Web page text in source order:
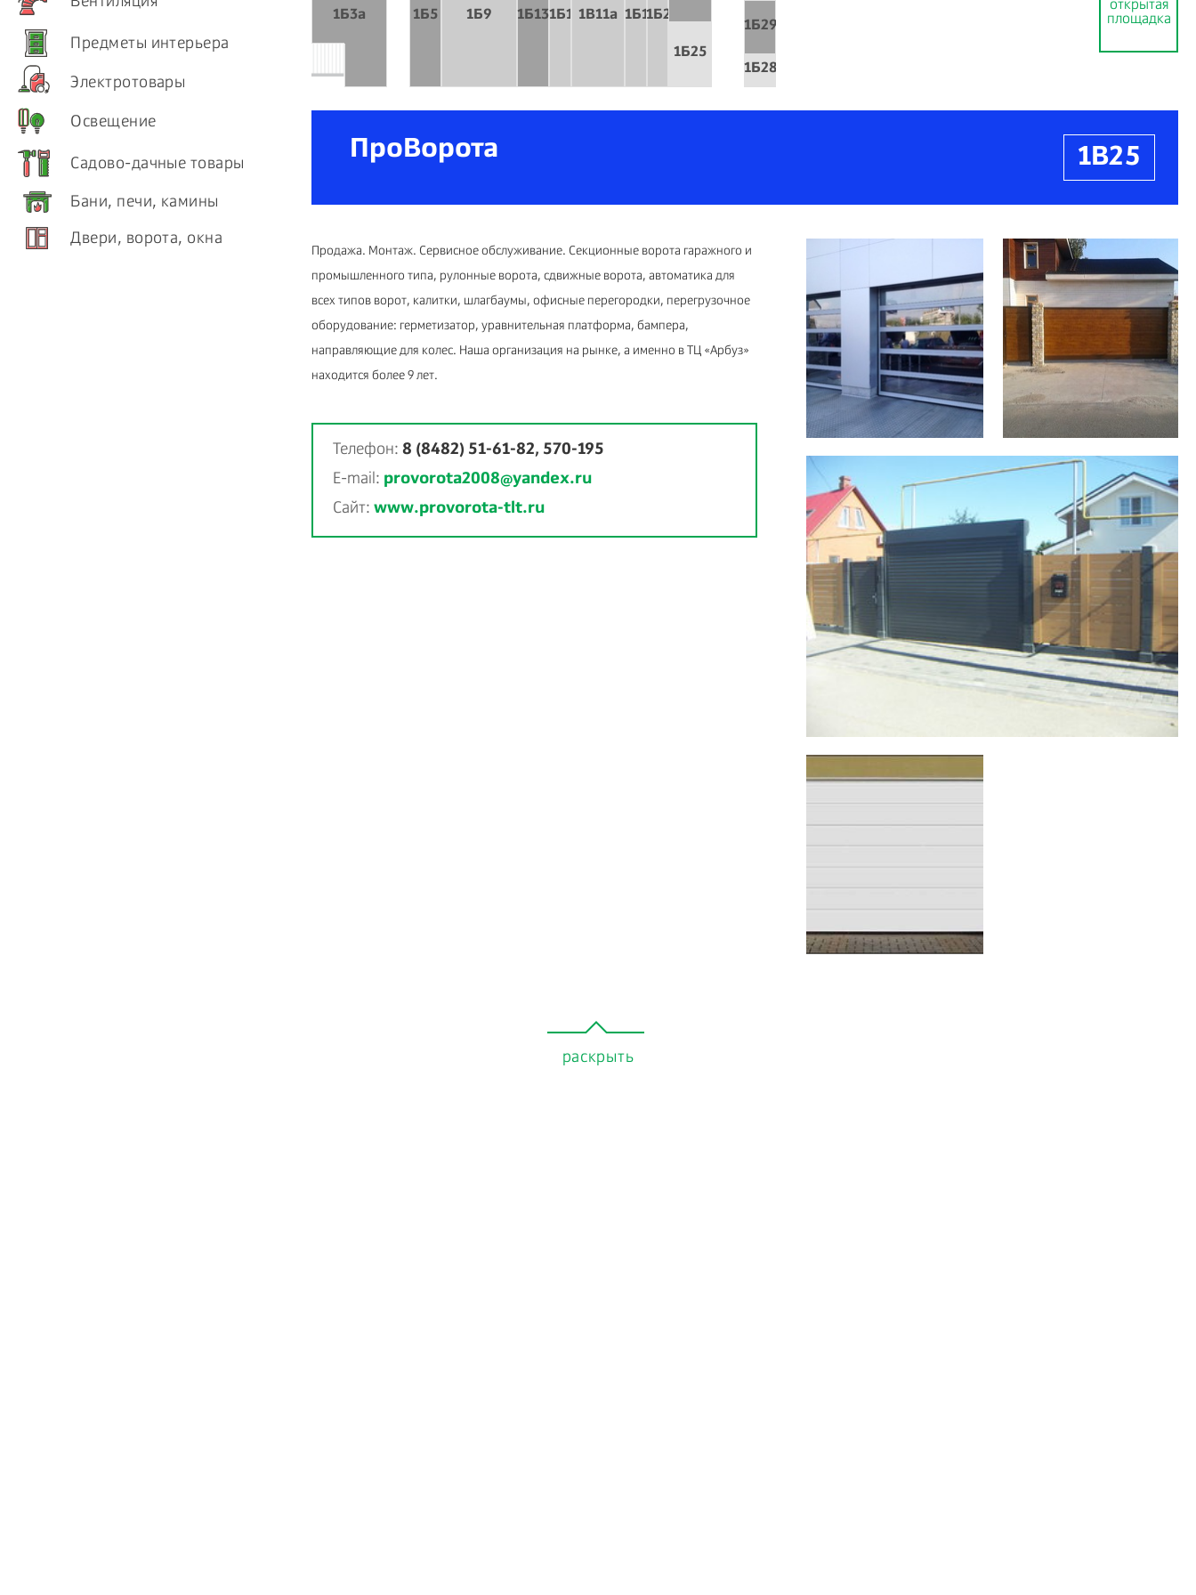
Предметы интерьера
Электротовары
Освещение
Садово-дачные товары
Бани, печи, камины
Двери, ворота, окна
открытая
площадка
1Б13
1Б28а
1Б19
1Б29
1Б21
1B11a
1Б5
1Б9
1Б15
1Б25
1Б3а
ПроВорота 1В25
Продажа. Монтаж. Сервисное обслуживание. Секционные ворота гаражного и
промышленного типа, рулонные ворота, сдвижные ворота, автоматика для
всех типов ворот, калитки, шлагбаумы, офисные перегородки, перегрузочное
оборудование: герметизатор, уравнительная платформа, бампера,
направляющие для колес. Наша организация на рынке, а именно в ТЦ «Арбуз»
находится более 9 лет.
Телефон: 8 (8482) 51-61-82, 570-195
E-mail: provorota2008@yandex.ru
Сайт: www.provorota-tlt.ru
раскрыть